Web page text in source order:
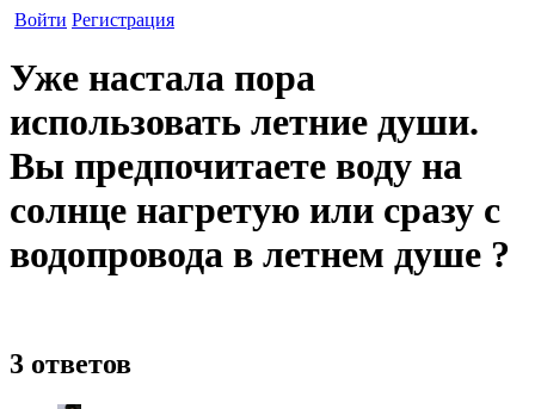
Войти Регистрация
Уже настала пора
использовать летние души.
Вы предпочитаете воду на
солнце нагретую или сразу с
водопровода в летнем душе ?
3 ответов